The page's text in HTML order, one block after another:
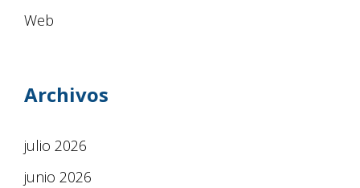
Web
Archivos
julio 2026
junio 2026